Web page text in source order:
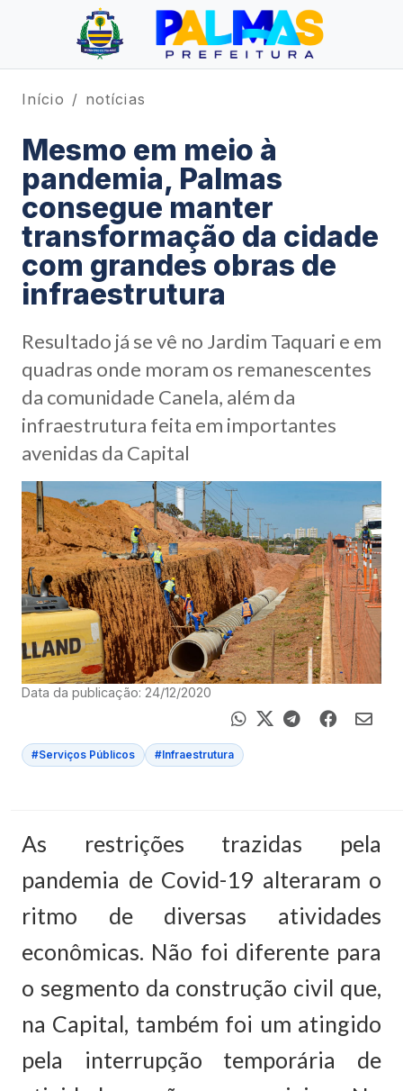
Início notícias
Mesmo em meio à
pandemia, Palmas
consegue manter
transformação da cidade
com grandes obras de
infraestrutura
Resultado já se vê no Jardim Taquari e em
quadras onde moram os remanescentes
da comunidade Canela, além da
infraestrutura feita em importantes
avenidas da Capital
Data da publicação: 24/12/2020
#Serviços Públicos #Infraestrutura
As restrições trazidas pela
pandemia de Covid-19 alteraram o
ritmo de diversas atividades
econômicas. Não foi diferente para
o segmento da construção civil que,
na Capital, também foi um atingido
pela interrupção temporária de